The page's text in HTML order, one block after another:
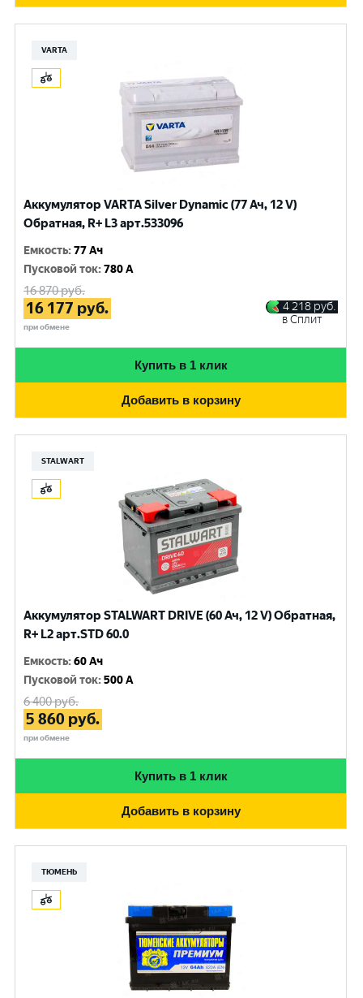
VARTA
Аккумулятор VARTA Silver Dynamic (77 Ач, 12 V)
Обратная, R+ L3 арт.533096
Емкость:77 Ач
Пусковой ток:780 A
16 870руб.
16 177 руб.
при обмене
4 218 руб.
в Сплит
Купить в 1 клик
Добавить в корзину
STALWART
Аккумулятор STALWART DRIVE (60 Ач, 12 V) Обратная,
R+ L2 арт.STD 60.0
Емкость:60 Ач
Пусковой ток:500 A
6 400руб.
5 860 руб.
при обмене
Купить в 1 клик
Добавить в корзину
ТЮМЕНЬ